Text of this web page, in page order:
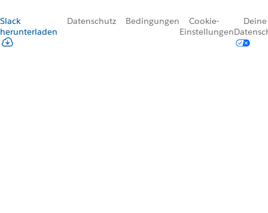
Slack
herunterladen
Datenschutz Bedingungen
Cookie-
Einstellungen
Deine